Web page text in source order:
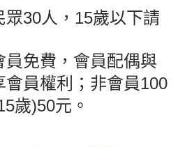
眾30人， 15歲以下請
員免費，會員配偶與
員權利；非會員100
歲)50元。